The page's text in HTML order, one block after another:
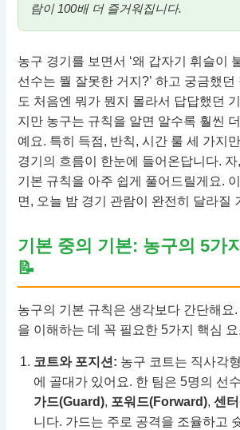
람이 100배 더 즐거워집니다.
농구 경기를 보면서 ‘왜 갑자기 휘슬이
선수는 뭘 잘못한 거지?’ 하고 궁금했던
도 처음엔 뭐가 뭔지 몰라서 답답했던
지만 농구는 규칙을 알면 알수록 훨씬
예요. 특히 득점, 반칙, 시간 룰 세 가지
경기의 흐름이 한눈에 들어온답니다. 자
기본 규칙을 아주 쉽게 풀어드릴게요.
면, 오늘 밤 경기 관람이 완전히 달라질
기본 중의 기본: 농구의 5가
📝
농구의 기본 규칙은 생각보다 간단해요
을 이해하는 데 꼭 필요한 5가지 핵심
코트와 포지션: 농구 코트는 직사각
에 골대가 있어요. 한 팀은 5명의 선
가드(Guard), 포워드(Forward),센
니다. 가드는 주로 공격을 조율하고